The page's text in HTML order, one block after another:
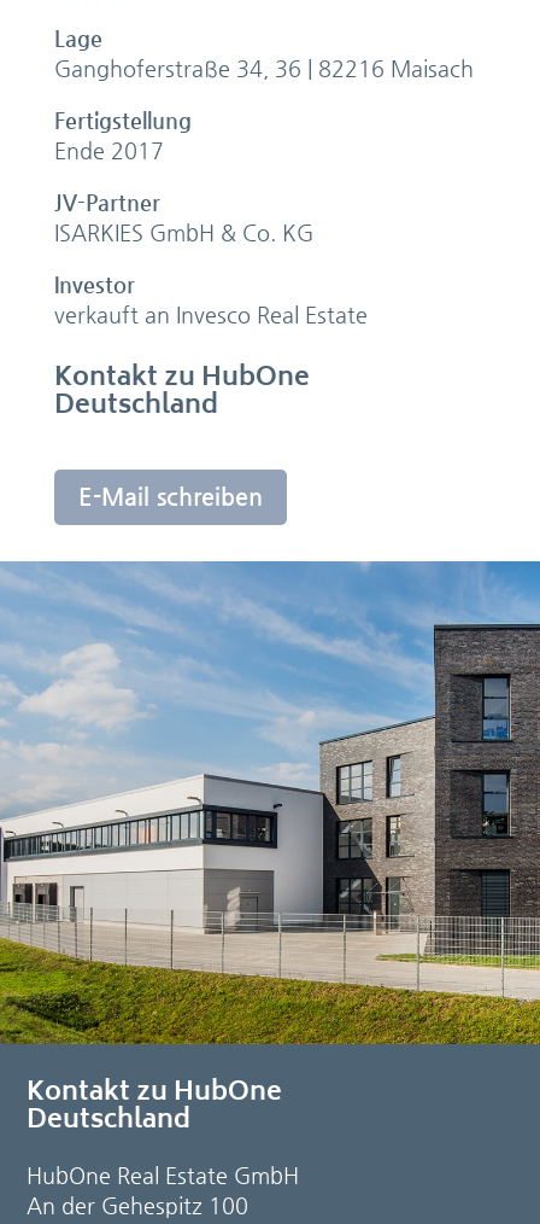
Lage
Ganghoferstraße 34, 36 | 82216 Maisach
Fertigstellung
Ende 2017
JV-Partner
ISARKIES GmbH & Co. KG
Investor
verkauft an Invesco Real Estate
Kontakt zu HubOne
Deutschland
E-Mail schreiben
Kontakt zu HubOne
Deutschland
HubOne Real Estate GmbH
An der Gehespitz 100